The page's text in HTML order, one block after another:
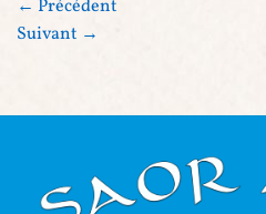
← Précédent
Suivant →